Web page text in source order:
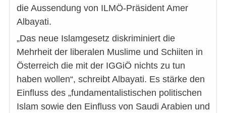
die Aussendung von ILMÖ-Präsident Amer
Albayati.
„Das neue Islamgesetz diskriminiert die
Mehrheit der liberalen Muslime und Schiiten in
Österreich die mit der IGGiÖ nichts zu tun
haben wollen“, schreibt Albayati. Es stärke den
Einfluss des „fundamentalistischen politischen
Islam sowie den Einfluss von Saudi Arabien und